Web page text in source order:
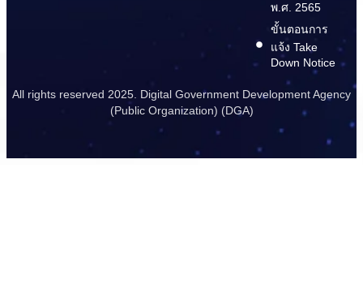
พ.ศ. 2565
ขั้นตอนการ
แจ้ง Take
Down Notice
All rights reserved 2025. Digital Government Development Agency
(Public Organization) (DGA)